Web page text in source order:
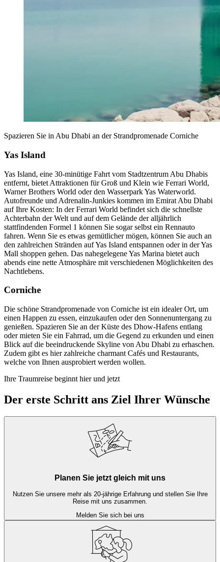
Spazieren Sie in Abu Dhabi an der Strandpromenade Corniche
Yas Island
Yas Island, eine 30-minütige Fahrt vom Stadtzentrum Abu Dhabis
entfernt, bietet Attraktionen für Groß und Klein wie Ferrari World,
Warner Brothers World oder den Wasserpark Yas Waterworld.
Autofreunde und Adrenalin-Junkies kommen im Emirat Abu Dhabi
auf Ihre Kosten: In der Ferrari World befindet sich die schnellste
Achterbahn der Welt und auf dem Gelände der alljährlich
stattfindenden Formel 1 können Sie sogar selbst ein Rennauto
fahren. Wenn Sie es etwas gemütlicher mögen, können Sie auch an
den zahlreichen Stränden auf Yas Island entspannen oder in der Yas
Mall shoppen gehen. Das nahegelegene Yas Marina bietet auch
abends eine nette Atmosphäre mit verschiedenen Möglichkeiten des
Nachtlebens.
Corniche
Die schöne Strandpromenade von Corniche ist ein idealer Ort, um
einen Happen zu essen, einzukaufen oder den Sonnenuntergang zu
genießen. Spazieren Sie an der Küste des Dhow-Hafens entlang
oder mieten Sie ein Fahrrad, um die Gegend zu erkunden und einen
Blick auf die beeindruckende Skyline von Abu Dhabi zu erhaschen.
Zudem gibt es hier zahlreiche charmant Cafés und Restaurants,
welche von Ihnen ausprobiert werden wollen.
Ihre Traumreise beginnt hier und jetzt
Der erste Schritt ans Ziel Ihrer Wünsche
Planen Sie jetzt gleich mit uns
Nutzen Sie unsere mehr als 20-jährige Erfahrung und stellen Sie Ihre
Reise mit uns zusammen.
Melden Sie sich bei uns